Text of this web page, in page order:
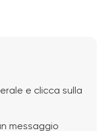
e clicca sulla
messaggio